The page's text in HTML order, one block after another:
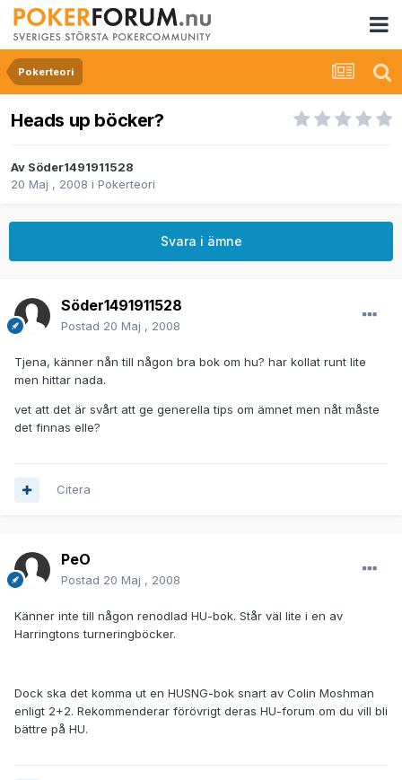
Pokerteori
Heads up böcker?
Av Söder1491911528
20 Maj , 2008 i Pokerteori
Svara i ämne
Söder1491911528
Postad 20 Maj , 2008
Tjena, känner nån till någon bra bok om hu? har kollat runt lite
men hittar nada.
vet att det är svårt att ge generella tips om ämnet men nåt måste
det finnas elle?
Citera
PeO
Postad 20 Maj , 2008
Känner inte till någon renodlad HU-bok. Står väl lite i en av
Harringtons turneringböcker.
Dock ska det komma ut en HUSNG-bok snart av Colin Moshman
enligt 2+2. Rekommenderar förövrigt deras HU-forum om du vill bli
bättre på HU.